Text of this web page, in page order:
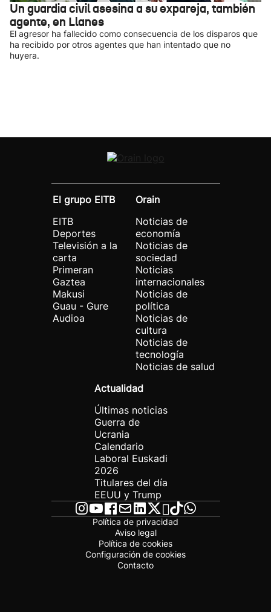
Un guardia civil asesina a su expareja, también
agente, en Llanes
El agresor ha fallecido como consecuencia de los disparos que
ha recibido por otros agentes que han intentado que no
huyera.
El grupo EITB
EITB
Deportes
Televisión a la
carta
Primeran
Gaztea
Makusi
Guau - Gure
Audioa
Orain
Noticias de
economía
Noticias de
sociedad
Noticias
internacionales
Noticias de
política
Noticias de
cultura
Noticias de
tecnología
Noticias de salud
Actualidad
Últimas noticias
Guerra de
Ucrania
Calendario
Laboral Euskadi
2026
Titulares del día
EEUU y Trump
Política de privacidad
Aviso legal
Política de cookies
Configuración de cookies
Contacto